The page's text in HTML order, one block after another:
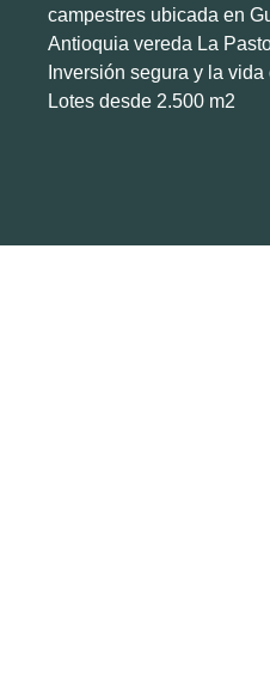
campestres ubicada en
Antioquia vereda La
Inversión segura y la
Lotes desde 2.500 m2